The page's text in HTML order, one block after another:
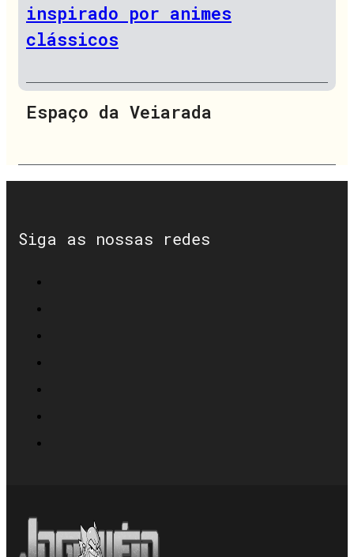
inspirado por animes
clássicos
Espaço da Veiarada
Siga as nossas redes